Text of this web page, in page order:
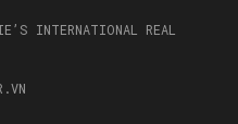
INTERNATIONAL REAL